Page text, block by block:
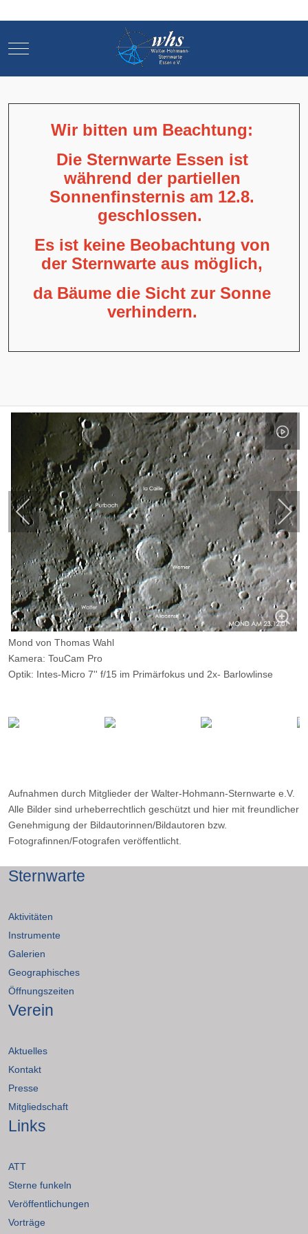
Mobile Menu Toggle
Wir bitten um Beachtung:
Die Sternwarte Essen ist
während der partiellen
Sonnenfinsternis am 12.8.
geschlossen.
Es ist keine Beobachtung von
der Sternwarte aus möglich,
da Bäume die Sicht zur Sonne
verhindern.
Mond von Thomas Wahl
Kamera: TouCam Pro
Optik: Intes-Micro 7'' f/15 im Primärfokus und 2x- Barlowlinse
Ort: ---
Aufnahmen durch Mitglieder der Walter-Hohmann-Sternwarte e.V.
Alle Bilder sind urheberrechtlich geschützt und hier mit freundlicher
Genehmigung der Bildautorinnen/Bildautoren bzw.
Fotografinnen/Fotografen veröffentlicht.
Sternwarte
Aktivitäten
Instrumente
Galerien
Geographisches
Öffnungszeiten
Verein
Aktuelles
Kontakt
Presse
Mitgliedschaft
Links
ATT
Sterne funkeln
Veröffentlichungen
Vorträge